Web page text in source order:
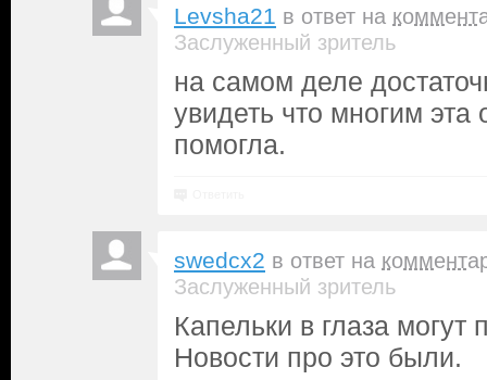
Levsha21 в ответ на
Заслуженный зритель
на самом деле
увидеть что многим
помогла.
swedcx2 в ответ на
Заслуженный зритель
Капельки в глаза могут
Новости про это были.